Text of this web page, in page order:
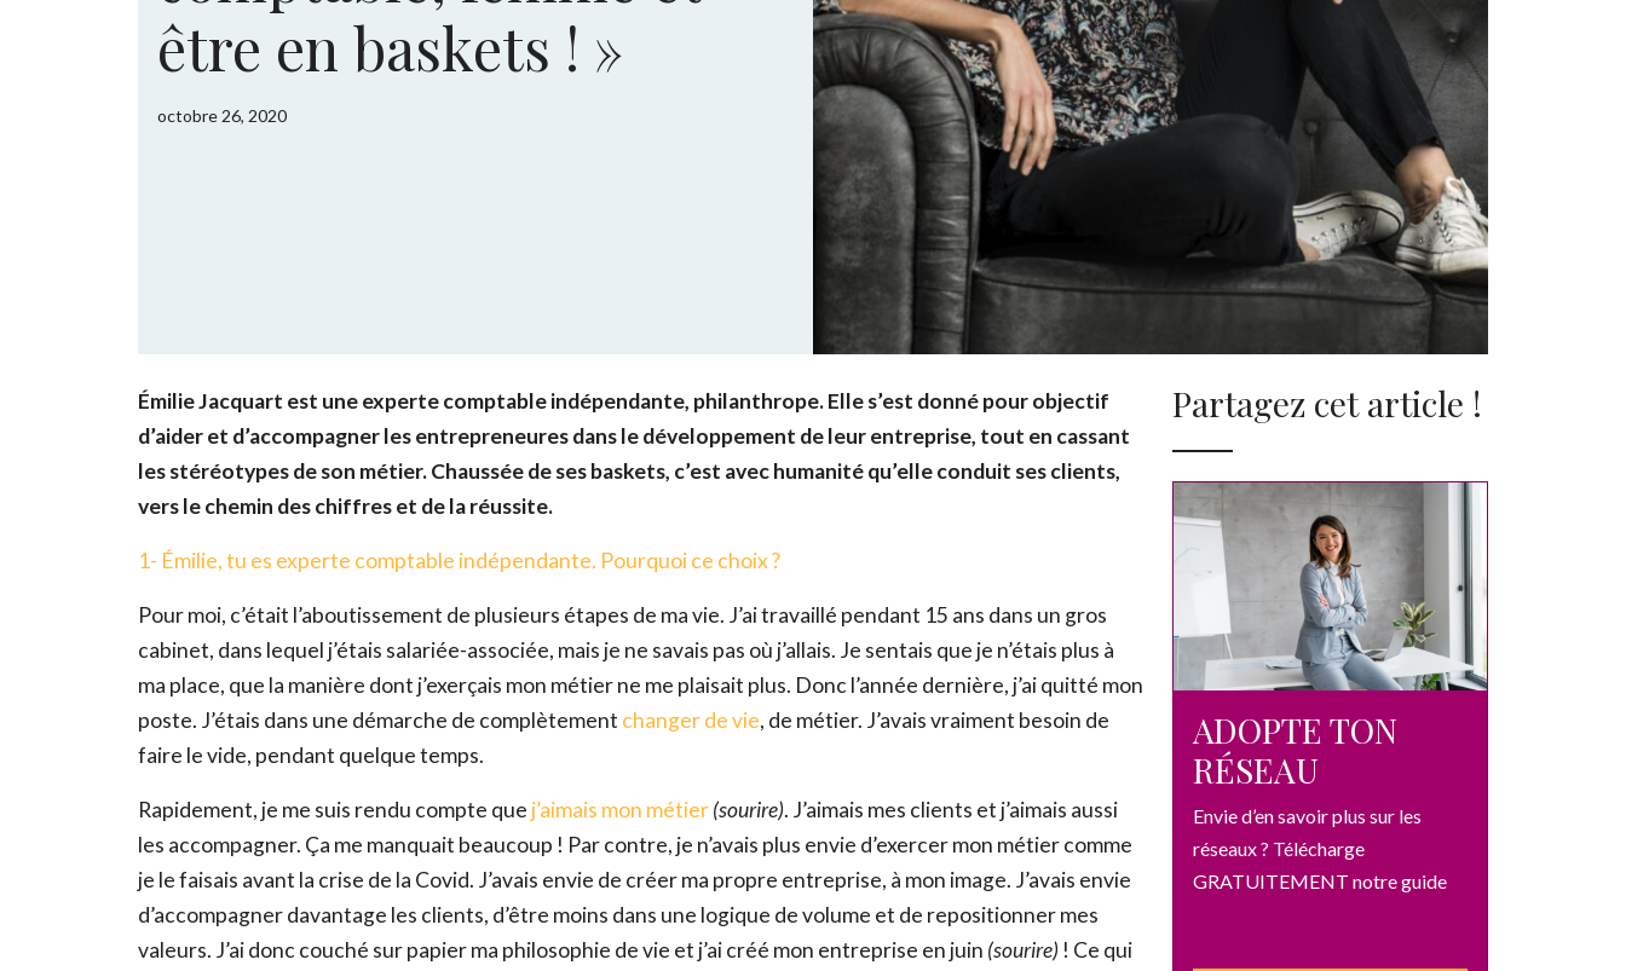
être en baskets ! »
octobre 26, 2020
Émilie Jacquart est une experte comptable indépendante, philanthrope. Elle s’est donné pour objectif
d’aider et d’accompagner les entrepreneures dans le développement de leur entreprise, tout en cassant
les stéréotypes de son métier. Chaussée de ses baskets, c’est avec humanité qu’elle conduit ses clients,
vers le chemin des chiffres et de la réussite.
1- Émilie, tu es experte comptable indépendante. Pourquoi ce choix ?
Pour moi, c’était l’aboutissement de plusieurs étapes de ma vie. J’ai travaillé pendant 15 ans dans un gros
cabinet, dans lequel j’étais salariée-associée, mais je ne savais pas où j’allais. Je sentais que je n’étais plus à
ma place, que la manière dont j’exerçais mon métier ne me plaisait plus. Donc l’année dernière, j’ai quitté mon
poste. J’étais dans une démarche de complètement changer de vie, de métier. J’avais vraiment besoin de
faire le vide, pendant quelque temps.
Rapidement, je me suis rendu compte que j’aimais mon métier(sourire). J’aimais mes clients et j’aimais aussi
les accompagner. Ça me manquait beaucoup ! Par contre, je n’avais plus envie d’exercer mon métier comme
je le faisais avant la crise de la Covid. J’avais envie de créer ma propre entreprise, à mon image. J’avais envie
d’accompagner davantage les clients, d’être moins dans une logique de volume et de repositionner mes
valeurs. J’ai donc couché sur papier ma philosophie de vie et j’ai créé mon entreprise en juin (sourire) ! Ce qui
Partagez cet article !
ADOPTE TON
RÉSEAU
Envie d’en savoir plus sur les
réseaux ? Télécharge
GRATUITEMENT notre guide